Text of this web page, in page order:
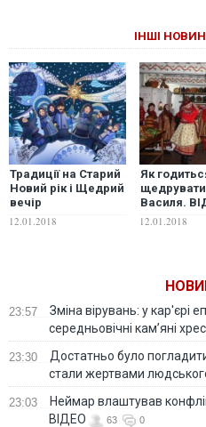
ІНШІ
Традиції на Старий
Новий рік і Щедрий
вечір
12.01.2018
Як
Василя.
12.01.2018
23:57
Зміна вірувань: у кар'єрі
середньовічні кам’яні
23:30
Достатньо було
стали жертвами
23:03
Неймар влаштував
ВІДЕО
63 0